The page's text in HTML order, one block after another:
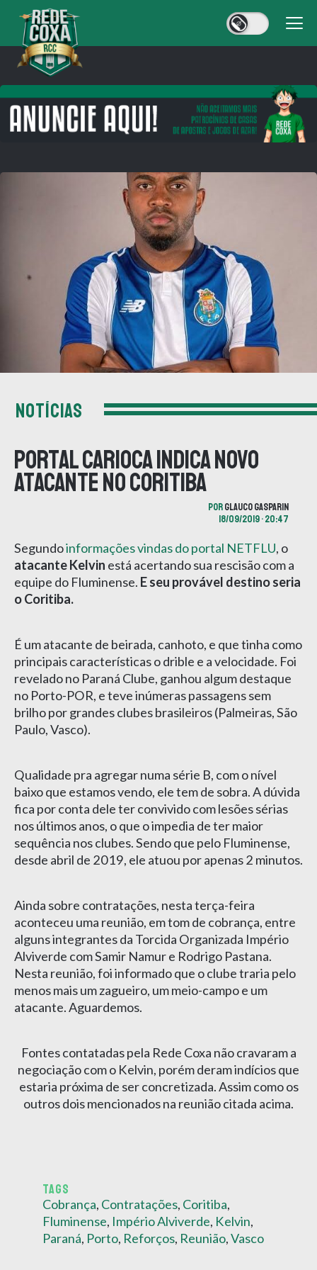
NOTÍCIAS
Portal carioca indica novo
atacante no Coritiba
PORGLAUCO GASPARIN
18/09/2019 • 20:47
Segundoinformações vindas do portal NETFLU, o
atacante Kelvin está acertando sua rescisão com a
equipe do Fluminense. E seu provável destino seria
o Coritiba.
É um atacante de beirada, canhoto, e que tinha como
principais características o drible e a velocidade. Foi
revelado no Paraná Clube, ganhou algum destaque
no Porto-POR, e teve inúmeras passagens sem
brilho por grandes clubes brasileiros (Palmeiras, São
Paulo, Vasco).
Qualidade pra agregar numa série B, com o nível
baixo que estamos vendo, ele tem de sobra. A dúvida
fica por conta dele ter convivido com lesões sérias
nos últimos anos, o que o impedia de ter maior
sequência nos clubes. Sendo que pelo Fluminense,
desde abril de 2019, ele atuou por apenas 2 minutos.
Ainda sobre contratações, nesta terça-feira
aconteceu uma reunião, em tom de cobrança, entre
alguns integrantes da Torcida Organizada Império
Alviverde com Samir Namur e Rodrigo Pastana.
Nesta reunião, foi informado que o clube traria pelo
menos mais um zagueiro, um meio-campo e um
atacante. Aguardemos.
Fontes contatadas pela Rede Coxa não cravaram a
negociação com o Kelvin, porém deram indícios que
estaria próxima de ser concretizada. Assim como os
outros dois mencionados na reunião citada acima.
TAGS
Cobrança, Contratações, Coritiba,
Fluminense, Império Alviverde, Kelvin,
Paraná, Porto, Reforços, Reunião,Vasco